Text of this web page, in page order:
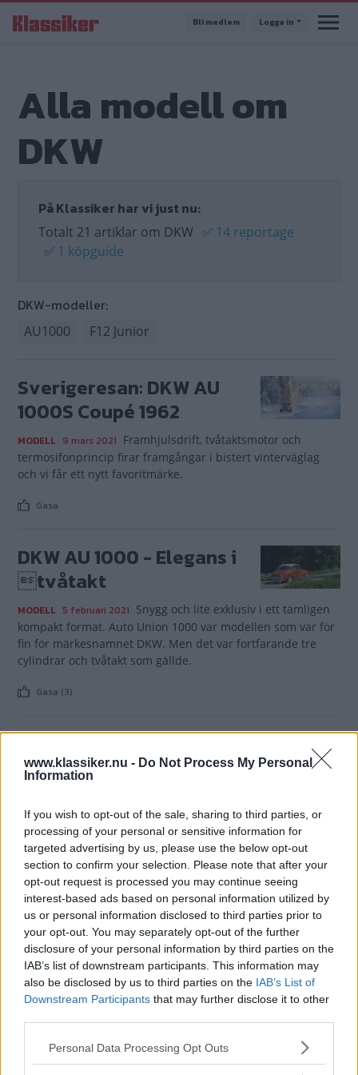
www.klassiker.nu - Do Not Process My Personal
Information
If you wish to opt-out of the sale, sharing to third parties, or
processing of your personal or sensitive information for
targeted advertising by us, please use the below opt-out
section to confirm your selection. Please note that after your
opt-out request is processed you may continue seeing
interest-based ads based on personal information utilized by
us or personal information disclosed to third parties prior to
your opt-out. You may separately opt-out of the further
disclosure of your personal information by third parties on the
IAB’s list of downstream participants. This information may
also be disclosed by us to third parties on the IAB’s List of
Downstream Participants that may further disclose it to other
Please note that this website/app uses one or more Google
Personal Data Processing Opt Outs
till
Bli medlem Logga in
Alla modell om
DKW
På Klassiker har vi just nu:
Totalt 21 artiklar om DKW ✅ 14 reportage
✅ 1 köpguide
DKW-modeller:
AU1000 F12 Junior
Sverigeresan: DKW AU
1000S Coupé 1962
MODELL 9 mars 2021 Framhjulsdrift, tvåtaktsmotor och
termosifonprincip firar framgångar i bistert vinterväglag
och vi får ett nytt favoritmärke.
Gasa
DKW AU 1000 - Elegans i
tvåtakt
MODELL 5 februari 2021 Snygg och lite exklusiv i ett tämligen
kompakt format. Auto Union 1000 var modellen som var för
fin för märkesnamnet DKW. Men det var fortfarande tre
cylindrar och tvåtakt som gällde.
Gasa (3)
tvåtakter
tvåtaktsmotorn var på god väg att bli gammalmodig. Det
blev tre årsmodeller för en av DKW:s allra sista modeller.
Gunnar Enghamre vårdar ett västtyskt tvåtaktsarv.
Gasa (1)
TIDNINGAR
Husbil&Husvagn
KUNDSERVICE
Läsarservice
Integritetspolicy